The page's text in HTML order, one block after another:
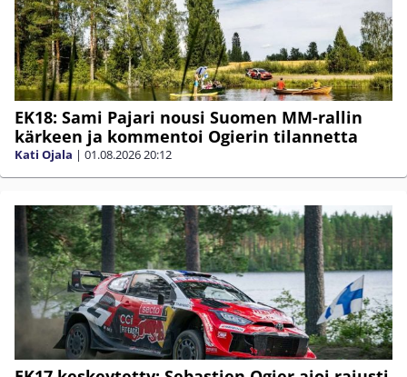
EK18: Sami Pajari nousi Suomen MM-rallin
kärkeen ja kommentoi Ogierin tilannetta
Kati Ojala | 01.08.202620:12